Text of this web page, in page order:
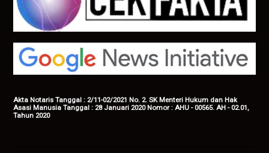
Akta Notaris Tanggal : 2/11-02/2021 No. 2. SK Menteri Hukum dan Hak
Asasi Manusia Tanggal : 28 Januari 2020 Nomor : AHU - 00565. AH - 02.01,
Tahun 2020